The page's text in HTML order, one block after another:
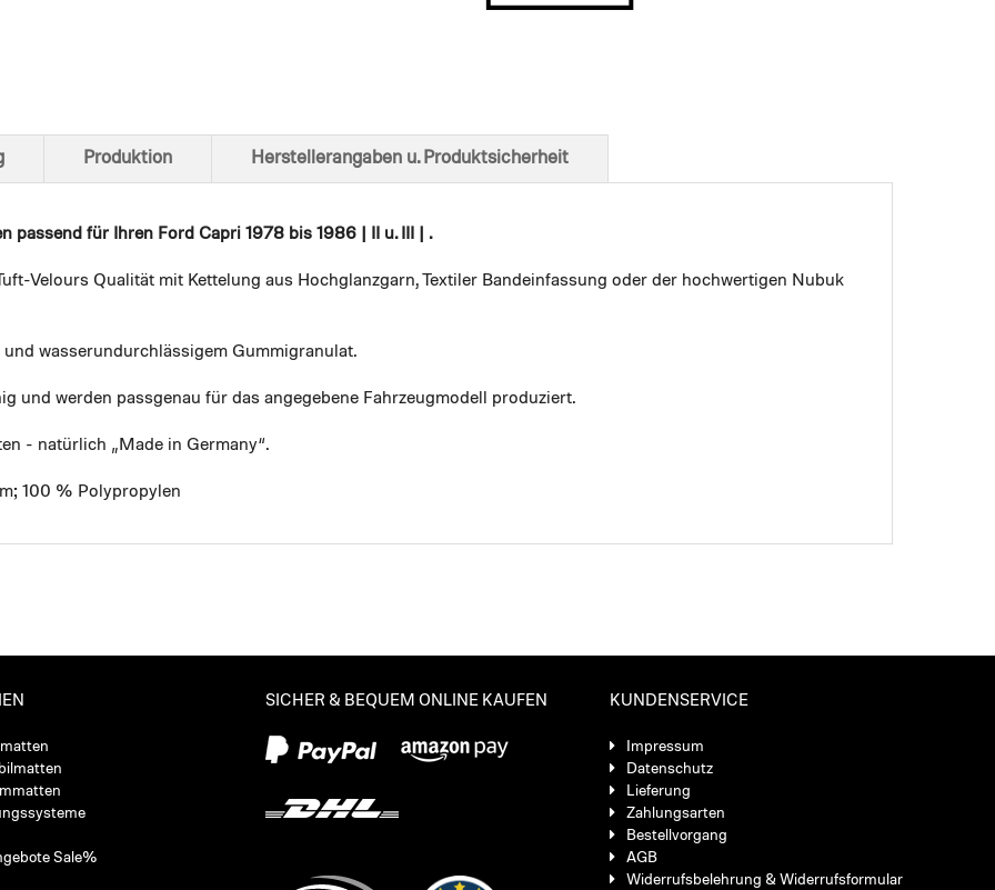
passend für Ihren Ford Capri 1978 bis 1986 | II u. III | .
Velours Qualität mit Kettelung aus Hochglanzgarn, Textiler Bandeinfassung oder der hochwertigen Nubuk
wasserundurchlässigem Gummigranulat.
und werden passgenau für das angegebene Fahrzeugmodell produziert.
- natürlich „Made in Germany“.
100 % Polypropylen
Produktion Herstellerangaben u. Produktsicherheit
Sale%
SICHER & BEQUEM ONLINE KAUFEN KUNDENSERVICE
Impressum
Datenschutz
Lieferung
Zahlungsarten
Bestellvorgang
AGB
Widerrufsbelehrung & Widerrufsformular